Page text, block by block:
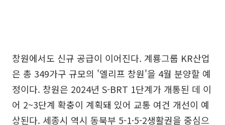
창원에서도 신규 공급이 이어진다. 계룡그룹 KR산업
은 총 349가구 규모의 '엘리프 창원'을 4월 분양할 예
정이다. 창원은 2024년 S-BRT 1단계가 개통된 데 이
어 2~3단계 확충이 계획돼 있어 교통 여건 개선이 예
상된다. 세종시 역시 동북부 5-1·5-2생활권을 중심으